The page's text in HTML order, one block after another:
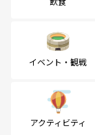
イベント・観戦
アクティビティ